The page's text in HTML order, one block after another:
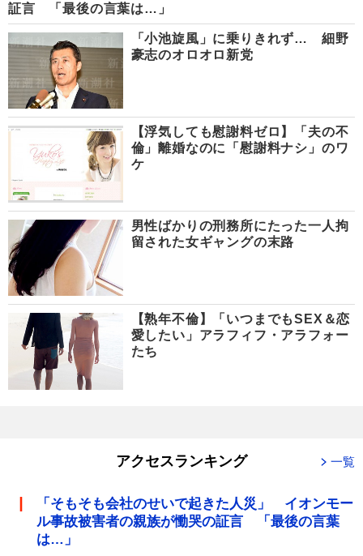
証言 「最後の言葉は…」
「小池旋風」に乗りきれず… 細野
豪志のオロオロ新党
【浮気しても慰謝料ゼロ】「夫の不
倫」離婚なのに「慰謝料ナシ」のワ
ケ
男性ばかりの刑務所にたった一人拘
留された女ギャングの末路
【熟年不倫】「いつまでもSEX＆恋
愛したい」アラフィフ・アラフォー
たち
アクセスランキング 一覧
「そもそも会社のせいで起きた人災」 イオンモー
ル事故被害者の親族が慟哭の証言 「最後の言葉
は…」